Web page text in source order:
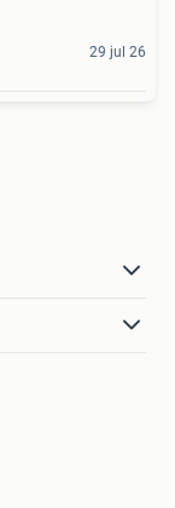
29 jul 26